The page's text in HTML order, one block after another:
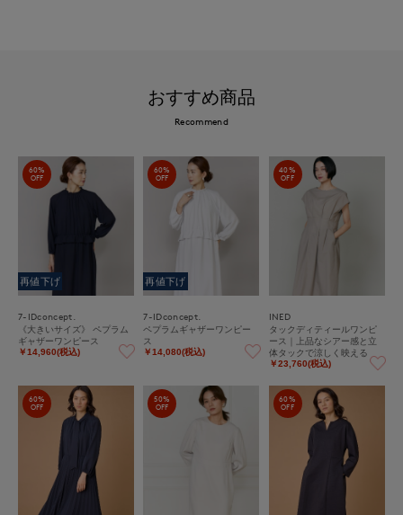
おすすめ商品
Recommend
60%
OFF
再値下げ
7-IDconcept.
《大きいサイズ》 ペプラム
ギャザーワンピース
￥14,960(税込)
60%
OFF
再値下げ
7-IDconcept.
ペプラムギャザーワンピー
ス
￥14,080(税込)
40%
OFF
INED
タックディティールワンピ
ース｜上品なシアー感と立
体タックで涼しく映える
￥23,760(税込)
60%
OFF
50%
OFF
60%
OFF